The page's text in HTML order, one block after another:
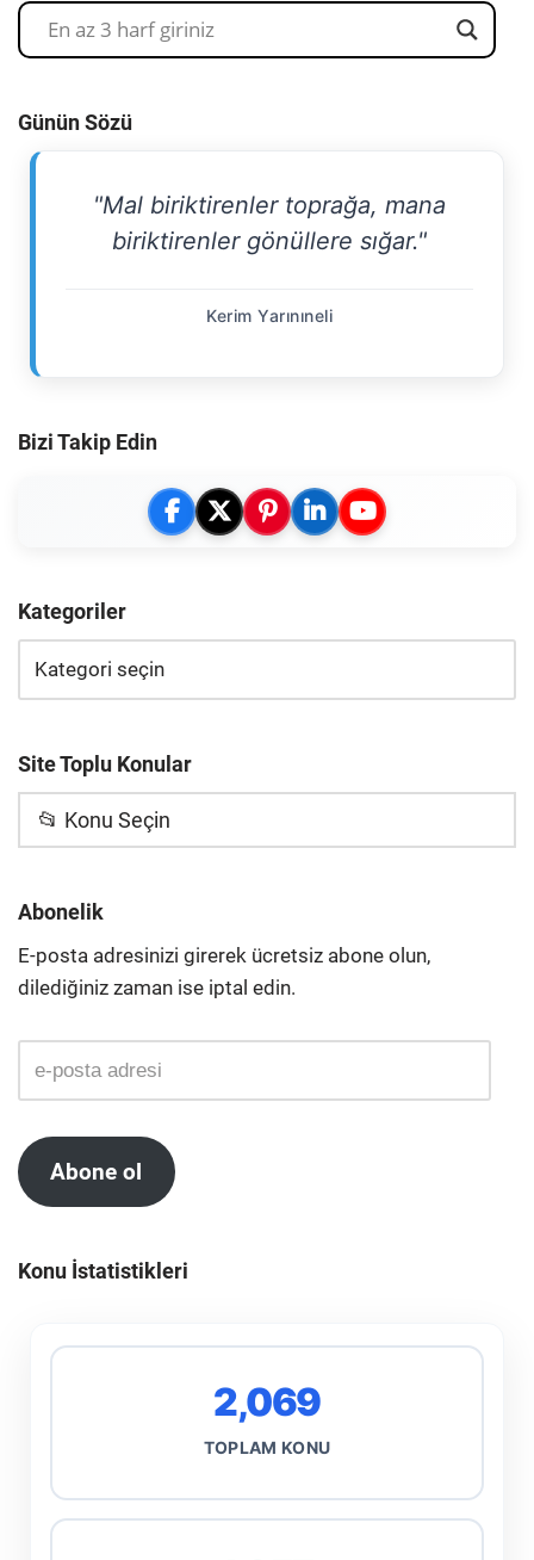
Günün Sözü
"Mal biriktirenler toprağa, mana
biriktirenler gönüllere sığar."
Kerim Yarınıneli
Bizi Takip Edin
Kategoriler
Site Toplu Konular
📂 Konu Seçin
Abonelik
E-posta adresinizi girerek ücretsiz abone olun,
dilediğiniz zaman ise iptal edin.
Abone ol
Konu İstatistikleri
2,069
TOPLAM KONU